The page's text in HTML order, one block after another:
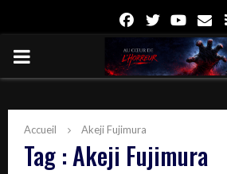
FacebookTwitter
PRIMARY
Accueil Akeji Fujimura
Tag : Akeji Fujimura